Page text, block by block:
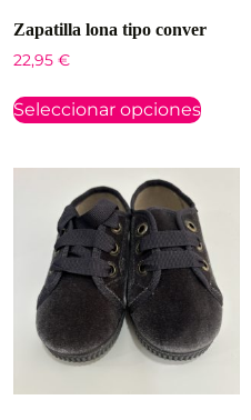
Zapatilla lona tipo conver
22,95 €
Seleccionar opciones